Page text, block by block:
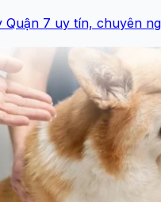
Quận 7 uy tín, chuyên